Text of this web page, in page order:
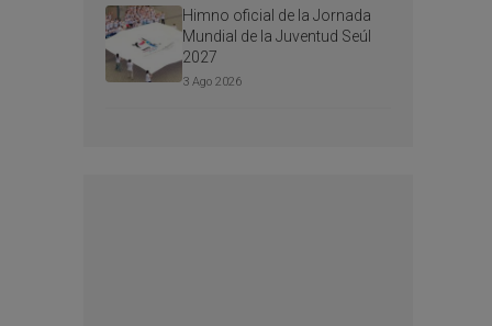
Himno oficial de la Jornada
Mundial de la Juventud Seúl
2027
3 Ago 2026